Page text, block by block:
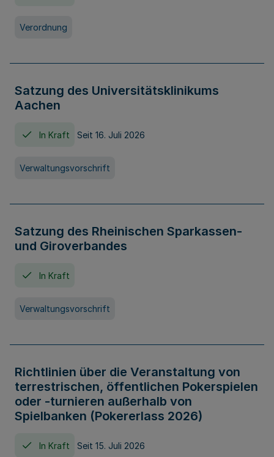
Verordnung
Satzung des Universitätsklinikums
Aachen
In Kraft Seit 16. Juli 2026
Verwaltungsvorschrift
Satzung des Rheinischen Sparkassen-
und Giroverbandes
In Kraft
Verwaltungsvorschrift
Richtlinien über die Veranstaltung von
terrestrischen, öffentlichen Pokerspielen
oder -turnieren außerhalb von
Spielbanken (Pokererlass 2026)
In Kraft Seit 15. Juli 2026